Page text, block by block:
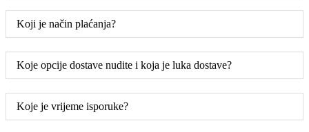
Koji je način plaćanja?
Koje opcije dostave nudite i koja je luka dostave?
Koje je vrijeme isporuke?